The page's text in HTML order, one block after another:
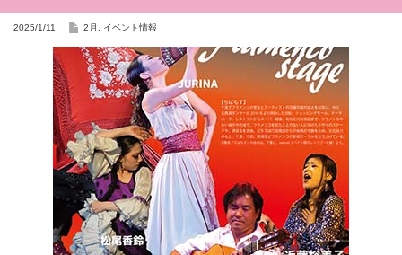
2025/1/11 2月 イベント情報